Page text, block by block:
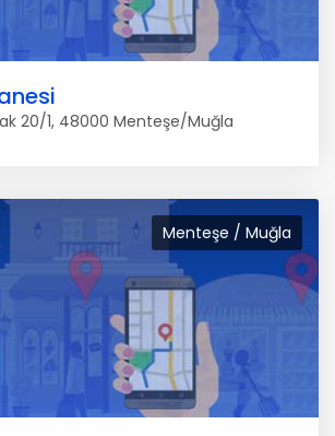
20/1, 48000 Menteşe/Muğla
Menteşe / Muğla